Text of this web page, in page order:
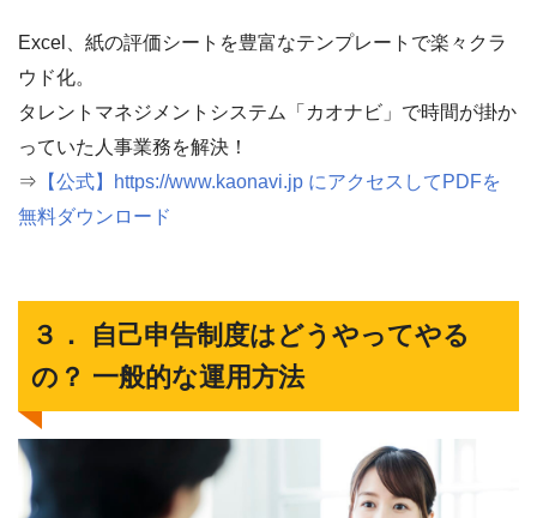
Excel、紙の評価シートを豊富なテンプレートで楽々クラ
ウド化。
タレントマネジメントシステム「カオナビ」で時間が掛か
っていた人事業務を解決！
⇒ 【公式】https://www.kaonavi.jp にアクセスしてPDFを
無料ダウンロード
３． 自己申告制度はどうやってやる
の？ 一般的な運用方法